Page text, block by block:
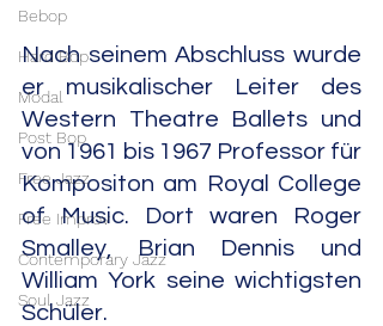
Bebop
Hard Bop
Modal
Post Bop
Free Jazz
Free Improv
Contemporary Jazz
Soul Jazz
Nach seinem Abschluss wurde
er musikalischer Leiter des
Western Theatre Ballets und
von 1961 bis 1967 Professor für
Kompositon am Royal College
of Music. Dort waren Roger
Smalley, Brian Dennis und
William York seine wichtigsten
Schüler.